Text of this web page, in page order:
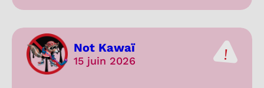
Not Kawaï
15 juin 2026